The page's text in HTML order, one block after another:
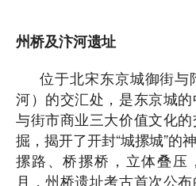
州桥及汴河遗址
位于北宋东京城御街与
河）的交汇处，是东京城
与街市商业三大价值文化
掘，揭开了开封“城摞城”的
摞路、桥摞桥，立体叠压
月，州桥遗址考古首次公